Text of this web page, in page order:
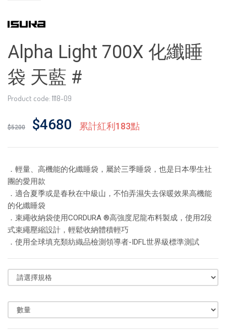
Alpha Light 700X 化纖睡
袋 天藍 #
Product code: 1118-09
$5200 $4680 累計紅利183點
．輕量、高機能的化纖睡袋，屬於三季睡袋，也是日本學生社
團的愛用款
．適合夏季或是春秋在中級山，不怕弄濕失去保暖效果高機能
的化纖睡袋
．束繩收納袋使用CORDURA ®高強度尼龍布料製成，使用2段
式束繩壓縮設計，輕鬆收納體積輕巧
．使用全球填充類紡織品檢測領導者-IDFL世界級標準測試